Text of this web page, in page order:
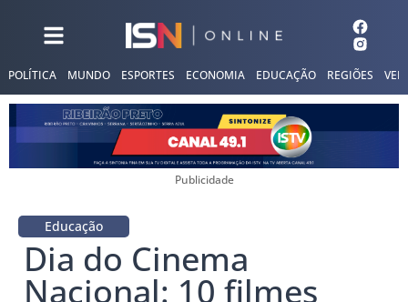
POLÍTICA MUNDO ESPORTES ECONOMIA EDUCAÇÃO REGIÕES
Publicidade
Educação
Dia do Cinema
Nacional: 10 filmes